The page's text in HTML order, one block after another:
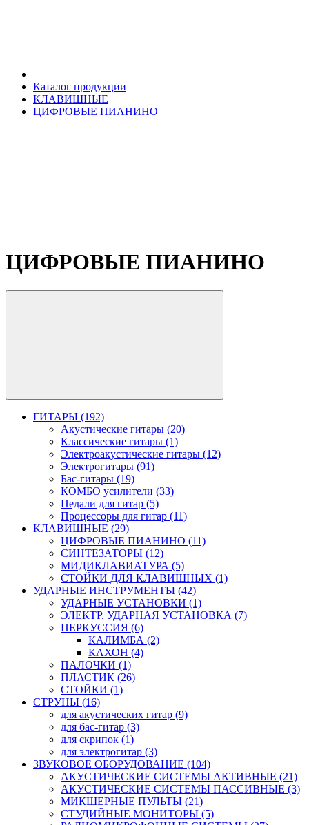
Каталог продукции
КЛАВИШНЫЕ
ЦИФРОВЫЕ ПИАНИНО
ЦИФРОВЫЕ ПИАНИНО
ГИТАРЫ (192)
Акустические гитары (20)
Классические гитары (1)
Электроакустические гитары (12)
Электрогитары (91)
Бас-гитары (19)
КОМБО усилители (33)
Педали для гитар (5)
Процессоры для гитар (11)
КЛАВИШНЫЕ (29)
ЦИФРОВЫЕ ПИАНИНО (11)
СИНТЕЗАТОРЫ (12)
МИДИКЛАВИАТУРА (5)
СТОЙКИ ДЛЯ КЛАВИШНЫХ (1)
УДАРНЫЕ ИНСТРУМЕНТЫ (42)
УДАРНЫЕ УСТАНОВКИ (1)
ЭЛЕКТР. УДАРНАЯ УСТАНОВКА (7)
ПЕРКУССИЯ (6)
КАЛИМБА (2)
КАХОН (4)
ПАЛОЧКИ (1)
ПЛАСТИК (26)
СТОЙКИ (1)
СТРУНЫ (16)
для акустических гитар (9)
для бас-гитар (3)
для скрипок (1)
для электрогитар (3)
ЗВУКОВОЕ ОБОРУДОВАНИЕ (104)
АКУСТИЧЕСКИЕ СИСТЕМЫ АКТИВНЫЕ (21)
АКУСТИЧЕСКИЕ СИСТЕМЫ ПАССИВНЫЕ (3)
МИКШЕРНЫЕ ПУЛЬТЫ (21)
СТУДИЙНЫЕ МОНИТОРЫ (5)